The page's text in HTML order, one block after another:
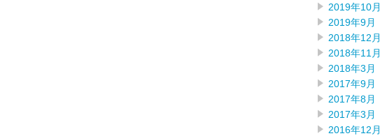
2019年10月
2019年9月
2018年12月
2018年11月
2018年3月
2017年9月
2017年8月
2017年3月
2016年12月